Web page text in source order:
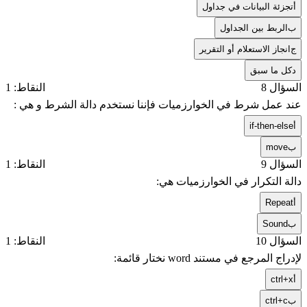
تجزئة البيانات في جداول
بالربط بين الجداول
جانجاز الاستعلام أو التقرير
كل ما سبق
السؤال 8
النقاط: 1
عند عمل شرط في الخوارزميات فإننا نستخدم دالة الشرط و هي :
if-then-else
بmove
السؤال 9
النقاط: 1
دالة التكرار في الخوارزميات هي:
Repeat
بSound
السؤال 10
النقاط: 1
لإدراج المرجع في مستند word نختار قائمة:
ctrl+x
بctrl+c